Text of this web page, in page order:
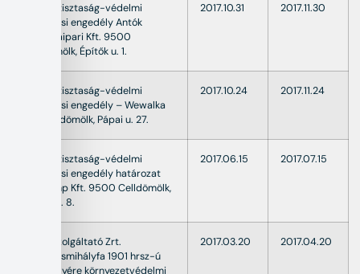
Levegőtisztaság-védelmi
működési engedély Antók
Nyomdaipari Kft. 9500
Celldömölk, Építők u. 1.
2017.10.31 2017.11.30
Levegőtisztaság-védelmi
működési engedély – Wewalka
Kft. Celldömölk, Pápai u. 27.
2017.10.24 2017.11.24
Levegőtisztaság-védelmi
működési engedély határozat
Cellcomp Kft. 9500 Celldömölk,
Építők u. 8.
2017.06.15 2017.07.15
OPÁL Szolgáltató Zrt.
Kemenesmihályfa 1901 hrsz-ú
telephelyére környezetvédelmi
2017.03.20 2017.04.20